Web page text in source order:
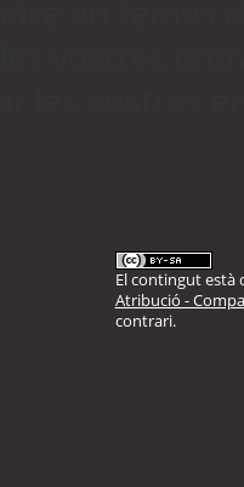
El contingut està
Atribució -
contrari.